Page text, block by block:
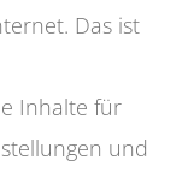
Das ist
Inhalte für
und